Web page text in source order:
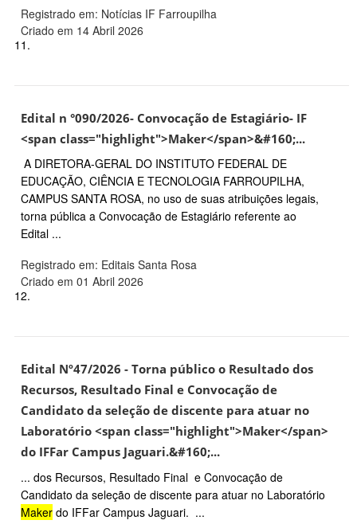
Registrado em: Notícias IF Farroupilha
Criado em 14 Abril 2026
11.
Edital n °090/2026- Convocação de Estagiário- IF
<span class="highlight">Maker</span>&#160;...
A DIRETORA-GERAL DO INSTITUTO FEDERAL DE
EDUCAÇÃO, CIÊNCIA E TECNOLOGIA FARROUPILHA,
CAMPUS SANTA ROSA, no uso de suas atribuições legais,
torna pública a Convocação de Estagiário referente ao
Edital ...
Registrado em: Editais Santa Rosa
Criado em 01 Abril 2026
12.
Edital Nº47/2026 - Torna público o Resultado dos
Recursos, Resultado Final e Convocação de
Candidato da seleção de discente para atuar no
Laboratório <span class="highlight">Maker</span>
do IFFar Campus Jaguari.&#160;...
... dos Recursos, Resultado Final e Convocação de
Candidato da seleção de discente para atuar no Laboratório
Maker do IFFar Campus Jaguari. ...